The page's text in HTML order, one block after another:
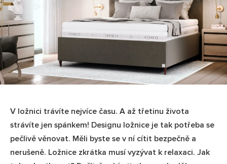
V ložnici trávíte nejvíce času. A až třetinu života
strávíte jen spánkem! Designu ložnice je tak potřeba se
pečlivě věnovat. Měli byste se v ní cítit bezpečně a
nerušeně. Ložnice zkrátka musí vyzývat k relaxaci. Jak